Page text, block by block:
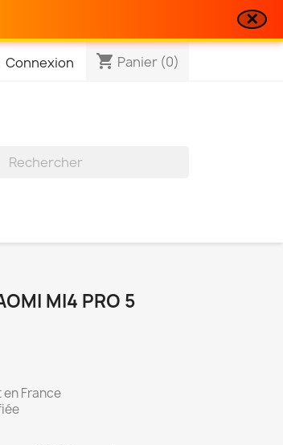
✕
Connexion shopping_cart Panier (0)
MI4 PRO 5
France